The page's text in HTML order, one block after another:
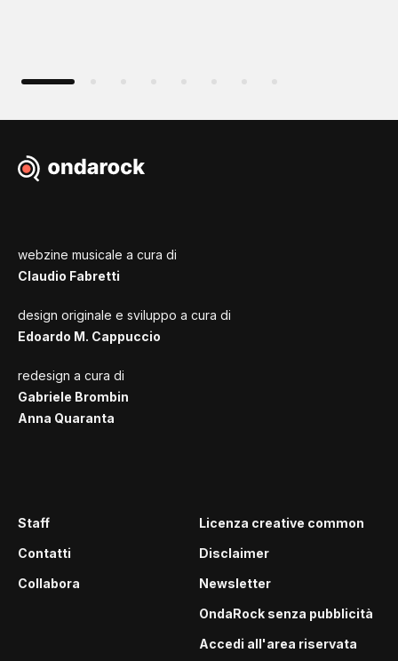
webzine musicale a cura di
Claudio Fabretti
design originale e sviluppo a cura di
Edoardo M. Cappuccio
redesign a cura di
Gabriele Brombin
Anna Quaranta
Staff
Contatti
Collabora
Licenza creative common
Disclaimer
Newsletter
OndaRock senza pubblicità
Accedi all'area riservata